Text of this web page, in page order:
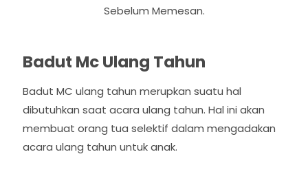
Sebelum Memesan.
Badut Mc Ulang Tahun
Badut MC ulang tahun merupkan suatu hal
dibutuhkan saat acara ulang tahun. Hal ini akan
membuat orang tua selektif dalam mengadakan
acara ulang tahun untuk anak.